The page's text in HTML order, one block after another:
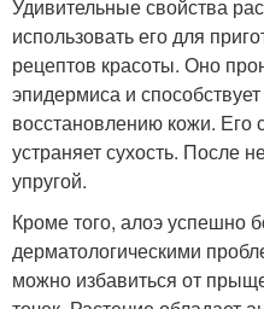
Удивительные свойства
использовать его для
рецептов красоты. Оно
эпидермиса и
восстановлению кожи. Его
устраняет сухость. После
упругой.
Кроме того, алоэ успешно
дерматологическими
можно избавиться от